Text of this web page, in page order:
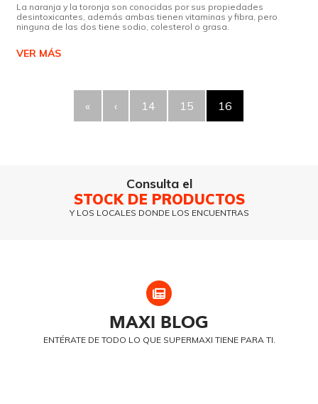
La naranja y la toronja son conocidas por sus propiedades
desintoxicantes, además ambas tienen vitaminas y fibra, pero
ninguna de las dos tiene sodio, colesterol o grasa.
VER MÁS
« ‹ 14 15 16
Consulta el
STOCK DE PRODUCTOS
Y LOS LOCALES DONDE LOS ENCUENTRAS
MAXI BLOG
ENTÉRATE DE TODO LO QUE SUPERMAXI TIENE PARA TI.